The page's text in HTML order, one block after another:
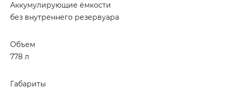
Аккумулирующие ёмкости
без внутреннего резервуара
Объем
778 л
Габариты